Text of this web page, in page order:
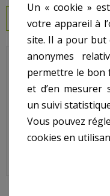
EN SAVOIR PLUS
Ensemble rotule
2"/50 et Ø63.
N° 1 sur le shéma.
Ensemble Rotule
Un « cookie »
votre appareil à
site. Il a pour but
anonymes
permettre le bon
et d’en mesurer
un suivi
Vous pouvez
cookies en